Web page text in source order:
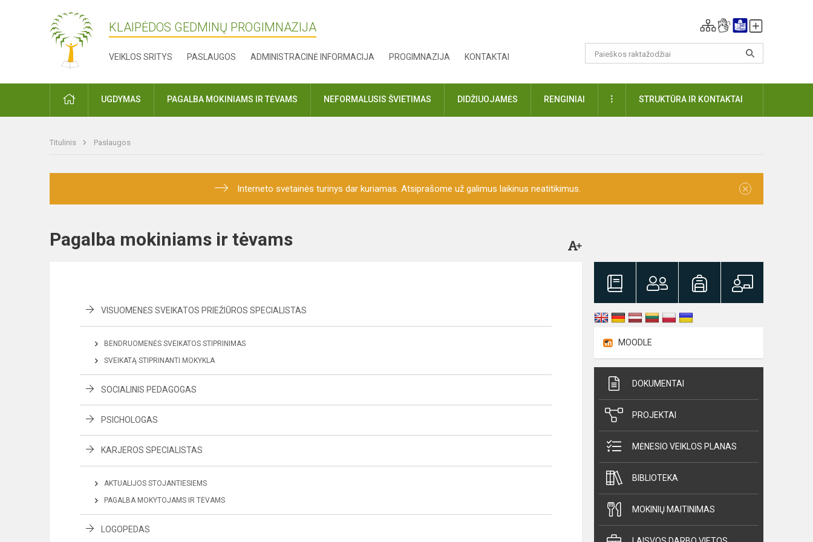
KLAIPĖDOS GEDMINŲ PROGIMNAZIJA
VEIKLOS SRITYS PASLAUGOS ADMINISTRACINĖ INFORMACIJA PROGIMNAZIJA KONTAKTAI
PRADŽIAUGDYMAS PAGALBA MOKINIAMS IR TĖVAMS NEFORMALUSIS ŠVIETIMAS DIDŽIUOJAMĖS RENGINIAI DAUGIAUSTRUKTŪRA IR KONTAKTAI
Titulinis Paslaugos
Interneto svetainės turinys dar kuriamas. Atsiprašome už galimus laikinus neatitikimus. ×
Pagalba mokiniams ir tėvams
VISUOMENĖS SVEIKATOS PRIEŽIŪROS SPECIALISTAS
BENDRUOMENĖS SVEIKATOS STIPRINIMAS
SVEIKATĄ STIPRINANTI MOKYKLA
SOCIALINIS PEDAGOGAS
PSICHOLOGAS
KARJEROS SPECIALISTAS
AKTUALIJOS STOJANTIESIEMS
PAGALBA MOKYTOJAMS IR TĖVAMS
LOGOPEDAS
MOODLE
DOKUMENTAI
PROJEKTAI
MĖNESIO VEIKLOS PLANAS
BIBLIOTEKA
MOKINIŲ MAITINIMAS